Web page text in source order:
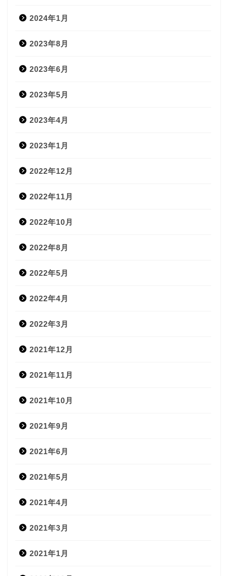
2024年1月
2023年8月
2023年6月
2023年5月
2023年4月
2023年1月
2022年12月
2022年11月
2022年10月
2022年8月
2022年5月
2022年4月
2022年3月
2021年12月
2021年11月
2021年10月
2021年9月
2021年6月
2021年5月
2021年4月
2021年3月
2021年1月